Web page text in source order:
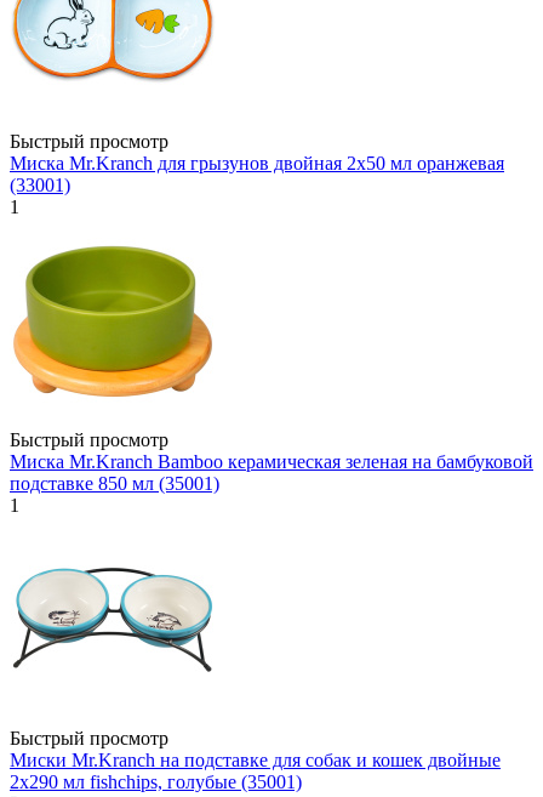
Быстрый просмотр
Миска Mr.Kranch для грызунов двойная 2х50 мл оранжевая
(33001)
1
Быстрый просмотр
Миска Mr.Kranch Bamboo керамическая зеленая на бамбуковой
подставке 850 мл (35001)
1
Быстрый просмотр
Миски Mr.Kranch на подставке для собак и кошек двойные
2x290 мл fishchips, голубые (35001)